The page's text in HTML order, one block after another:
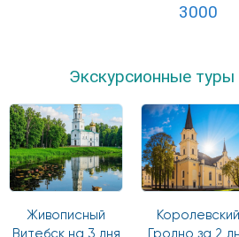
3000
Экскурсионные туры
Живописный
Витебск на 3 дня
Королевский
Гродно за 2